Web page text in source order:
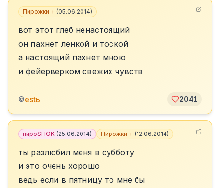
Пирожки + (05.06.2014)
вот этот глеб ненастоящий
он пахнет ленкой и тоской
а настоящий пахнет мною
и фейерверком свежих чувств
©estь 2041
пироSHOK (25.06.2014) Пирожки + (12.06.2014)
ты разлюбил меня в субботу
и это очень хорошо
ведь если в пятницу то мне бы